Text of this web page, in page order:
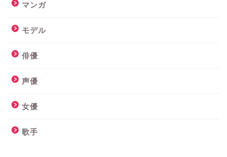
マンガ
モデル
俳優
声優
女優
歌手